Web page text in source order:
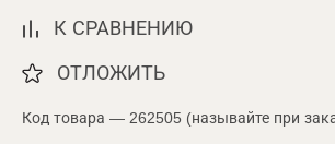
К СРАВНЕНИЮ
ОТЛОЖИТЬ
Код товара — 262505 (называйте при